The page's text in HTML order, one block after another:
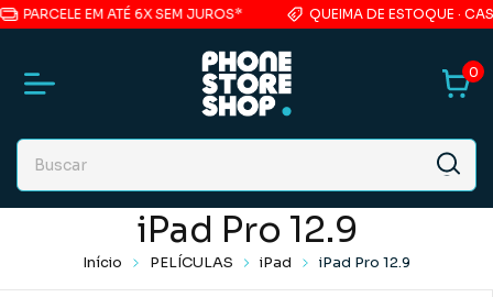
PARCELE EM ATÉ 6X SEM JUROS* QUEIMA DE ESTOQUE ·
0
iPad Pro 12.9
Início PELÍCULAS iPad iPad Pro 12.9